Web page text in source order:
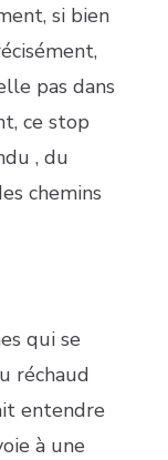
si bien
pas dans
ce stop
, du
chemins
qui se
réchaud
entendre
à une